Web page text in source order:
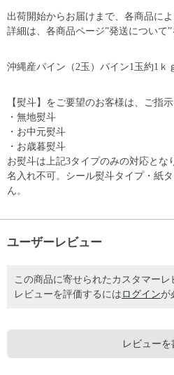
沖縄産パイン（2玉）パイン1玉約1ｋ
【熨斗】をご要望のお客様は、ご指示
・無地熨斗
・お中元熨斗
・お歳暮熨斗
お熨斗は上記3タイプのみの対応とな
名入れ不可。シール熨斗タイプ・紙
ん。
出荷開始からお届けまで、各商品に
詳細は、各商品ページ”発送について”
ユーザーレビュー
この商品に寄せられたカスタマーレ
レビューを評価するには ログインが
レビューを